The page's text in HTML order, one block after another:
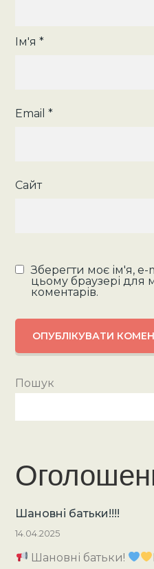
Ім'я*
Email*
Сайт
Зберегти моє ім'я, e-
цьому браузері для
коментарів.
Пошук
Шановні батьки!!!!
14.04.2025
Шановні батьки!